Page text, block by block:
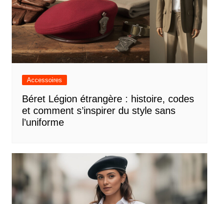
Accessoires
Béret Légion étrangère : histoire, codes
et comment s’inspirer du style sans
l’uniforme